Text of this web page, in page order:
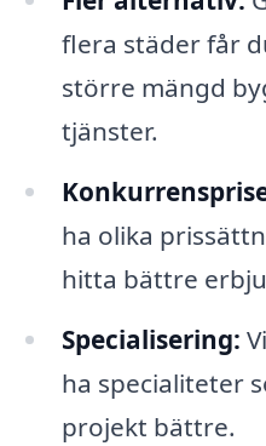
flera städer får
större mängd
tjänster.
ha olika
hitta bättre
Specialisering:
ha specialiteter
projekt bättre.